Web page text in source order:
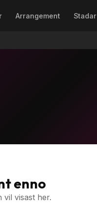
Arrangement Stadar
enno
vil visast her.